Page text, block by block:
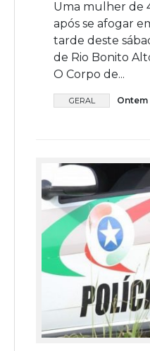
Uma mulher de
após se afogar
tarde deste
de Rio Bonito
O Corpo de...
GERAL